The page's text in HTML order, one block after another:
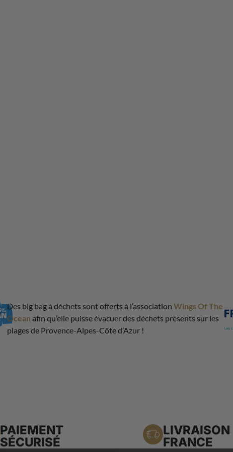
Des big bag à déchets sont offerts à l’associationWings Of The
Ocean afin qu’elle puisse évacuer des déchets présents sur les
plages de Provence-Alpes-Côte d’Azur !
PAIEMENT
SÉCURISÉ
LIVRAISON
FRANCE